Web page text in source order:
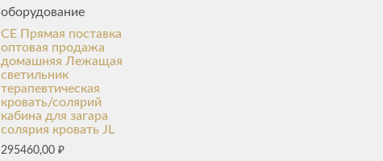
оборудование
CE Прямая поставка
оптовая продажа
домашняя Лежащая
светильник
терапевтическая
кровать/солярий
кабина для загара
солярия кровать JL
295460,00₽